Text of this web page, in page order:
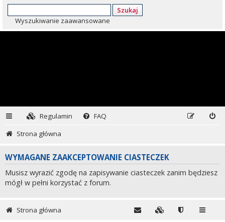
Szukaj
Wyszukiwanie zaawansowane
Regulamin
FAQ
Strona główna
WYMAGANE ZAAKCEPTOWANIE CIASTECZEK
Musisz wyrazić zgodę na zapisywanie ciasteczek zanim będziesz
mógł w pełni korzystać z forum.
Strona główna